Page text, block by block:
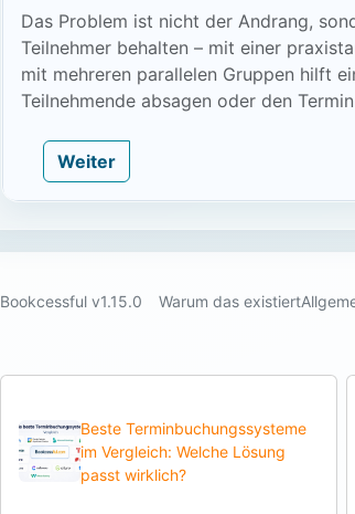
Das Problem ist nicht der Andrang,
Teilnehmer behalten – mit einer
mit mehreren parallelen Gruppen hilft
Teilnehmende absagen oder den
Weiter
Bookcessful v1.15.0 Warum das existiert
Beste Terminbuchungssysteme
im Vergleich: Welche Lösung
passt wirklich?